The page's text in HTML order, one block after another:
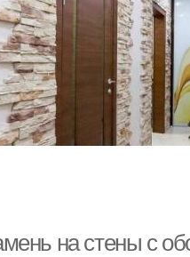
на стены с